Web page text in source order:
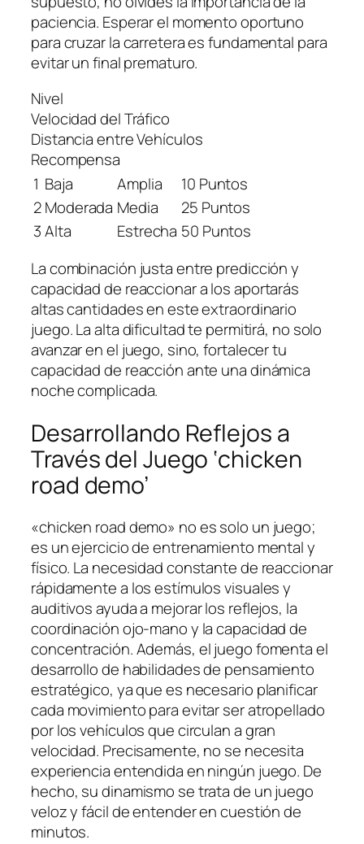
paciencia. Esperar el momento oportuno
para cruzar la carretera es fundamental para
evitar un final prematuro.
Nivel
Velocidad del Tráfico
Distancia entre Vehículos
Recompensa
1 Baja Amplia
10 Puntos
2Moderada Media
25 Puntos
3Alta Estrecha 50 Puntos
La combinación justa entre predicción y
capacidad de reaccionar a los aportarás
altas cantidades en este extraordinario
juego. La alta dificultad te permitirá, no solo
avanzar en el juego, sino, fortalecer tu
capacidad de reacción ante una dinámica
noche complicada.
Desarrollando Reflejos a
Través del Juego ‘chicken
road demo’
«chicken road demo» no es solo un juego;
es un ejercicio de entrenamiento mental y
físico. La necesidad constante de reaccionar
rápidamente a los estímulos visuales y
auditivos ayuda a mejorar los reflejos, la
coordinación ojo-mano y la capacidad de
concentración. Además, el juego fomenta el
desarrollo de habilidades de pensamiento
estratégico, ya que es necesario planificar
cada movimiento para evitar ser atropellado
por los vehículos que circulan a gran
velocidad. Precisamente, no se necesita
experiencia entendida en ningún juego. De
hecho, su dinamismo se trata de un juego
veloz y fácil de entender en cuestión de
minutos.